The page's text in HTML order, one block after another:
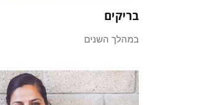
בריקים
במהלך השנים